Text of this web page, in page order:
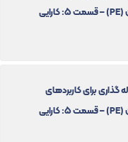
آبرسانی، فاضلاب و زهکشی تحت فشار- پلی اتیلن (PE) – قسمت 5: کارایی
لوله گذاری برای کاربردهای
آبرسانی، فاضلاب و زهکشی تحت فشار- پلی اتیلن (PE) – قسمت 5: کارایی